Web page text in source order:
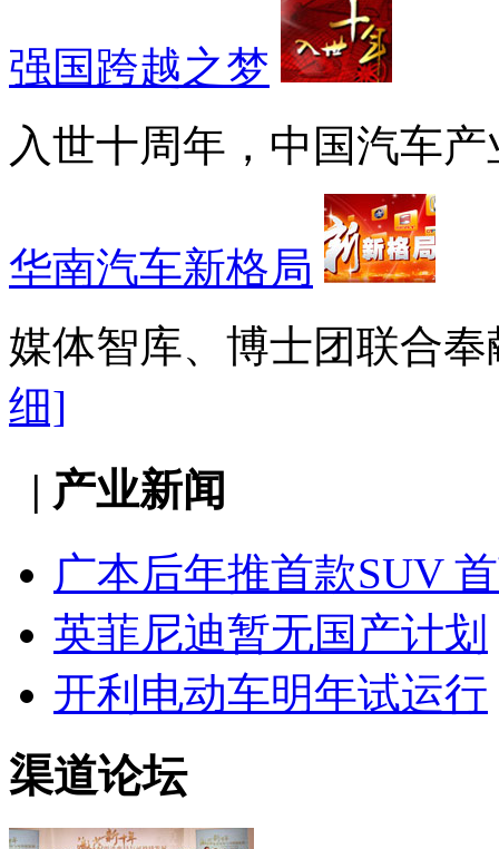
强国跨越之梦
入世十周年，中国汽车
华南汽车新格局
媒体智库、博士团联合
细]
| 产业新闻
广本后年推首款SUV
英菲尼迪暂无国产计划
开利电动车明年试运行
渠道论坛